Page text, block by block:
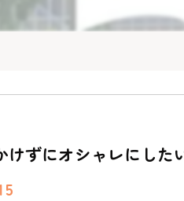
けずにオシャレにした